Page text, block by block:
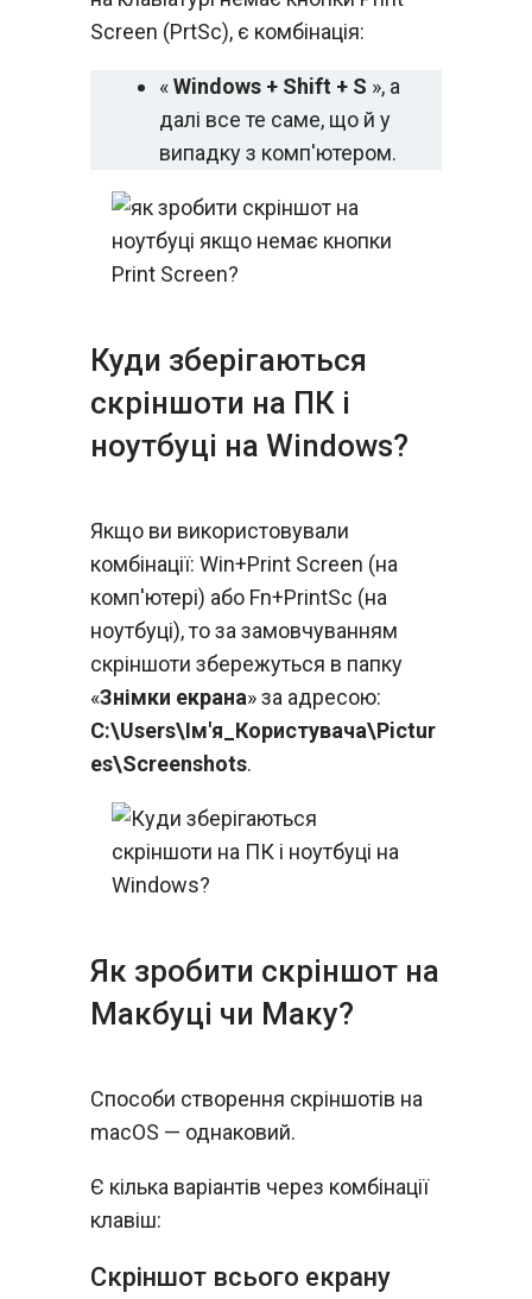
Screen (PrtSc), є комбінація:
«Windows + Shift + S », а
далі все те саме, що й у
випадку з комп'ютером.
Куди зберігаються
скріншоти на ПК і
ноутбуці на Windows?
Якщо ви використовували
комбінації: Win+Print Screen (на
комп'ютері) або Fn+PrintSc (на
ноутбуці), то за замовчуванням
скріншоти збережуться в папку
«Знімки екрана» за адресою:
C:\Users\Ім'я_Користувача\Pictur
es\Screenshots.
Як зробити скріншот на
Макбуці чи Маку?
Способи створення скріншотів на
macOS — однаковий.
Є кілька варіантів через комбінації
клавіш:
Скріншот всього екрану